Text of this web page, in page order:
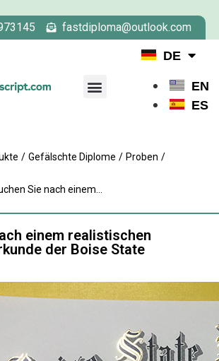
fastdiploma@outlook.com
DE
EN
ES
/ Gefälschte Diplome / Proben /
Sie nach einem...
einem realistischen
der Boise State